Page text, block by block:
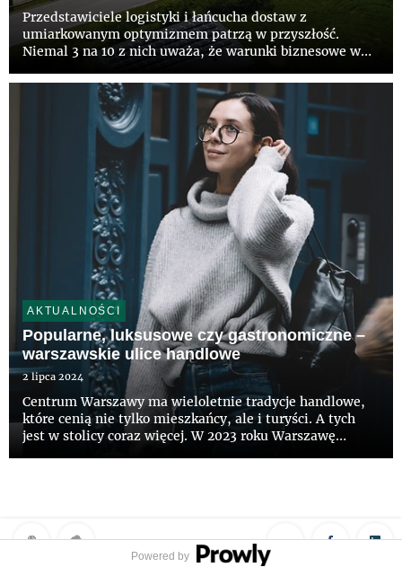
Przedstawiciele logistyki i łańcucha dostaw z
umiarkowanym optymizmem patrzą w przyszłość.
Niemal 3 na 10 z nich uważa, że warunki biznesowe w
minionym roku, podobna liczba nie spodziewa się zmian
– wynika z raportu Confi...
AKTUALNOŚCI
Popularne, luksusowe czy gastronomiczne –
warszawskie ulice handlowe
2 lipca 2024
Centrum Warszawy ma wieloletnie tradycje handlowe,
które cenią nie tylko mieszkańcy, ale i turyści. A tych
jest w stolicy coraz więcej. W 2023 roku Warszawę
Powered by